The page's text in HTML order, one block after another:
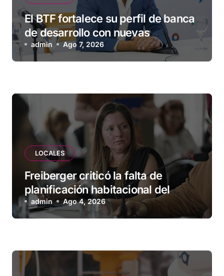
El BTF fortalece su perfil de banca
de desarrollo con nuevas
herramientas para familias y
empresas
admin Ago 7, 2026
LOCALES
Freiberger criticó la falta de
planificación habitacional del
Municipio: “Vuoto deja afuera a
vecinos que llevan más de 20 años
admin Ago 4, 2026